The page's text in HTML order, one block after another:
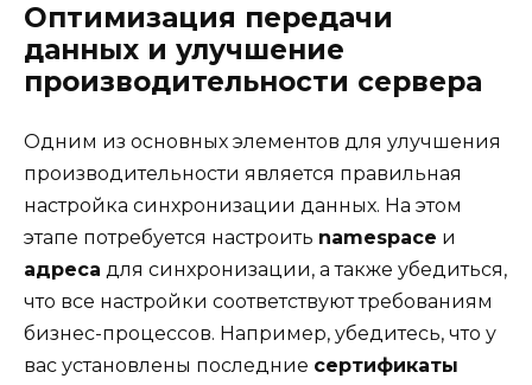
Оптимизация передачи
данных и улучшение
производительности сервера
Одним из основных элементов для улучшения
производительности является правильная
настройка синхронизации данных. На этом
этапе потребуется настроить namespace и
адреса для синхронизации, а также убедиться,
что все настройки соответствуют требованиям
бизнес-процессов. Например, убедитесь, что у
вас установлены последние сертификаты